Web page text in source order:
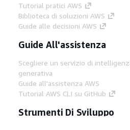
Tutorial pratici AWS
Biblioteca di soluzioni AWS
Guide alle decisioni AWS
Guide All'assistenza
Scegliere un servizio di
generativa
Guide all'assistenza AWS
Tutorial AWS CLI su GitHub
Strumenti Di Sviluppo